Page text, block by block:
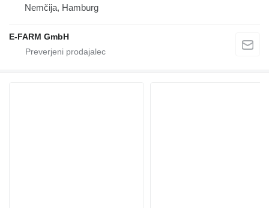
Nemčija, Hamburg
E-FARM GmbH